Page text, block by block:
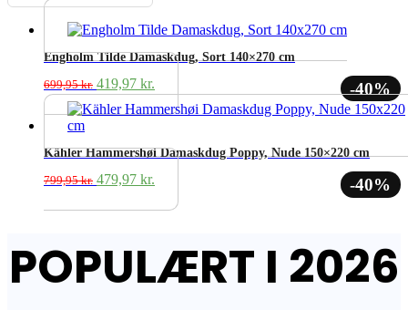
Engholm Tilde Damaskdug, Sort 140×270 cm
699,95kr. Den
oprindelige
pris
699,95 kr..
419,97 kr.
aktuelle
pris
419,97 kr..
-40%
Kähler Hammershøi Damaskdug Poppy, Nude 150×220 cm
799,95kr. Den
pris
479,97 kr.
pris
-40%
POPULÆRT I 2026